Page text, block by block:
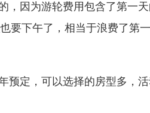
，因为游轮费用包含了第一
要下午了，相当于浪费了第
预定，可以选择的房型多，